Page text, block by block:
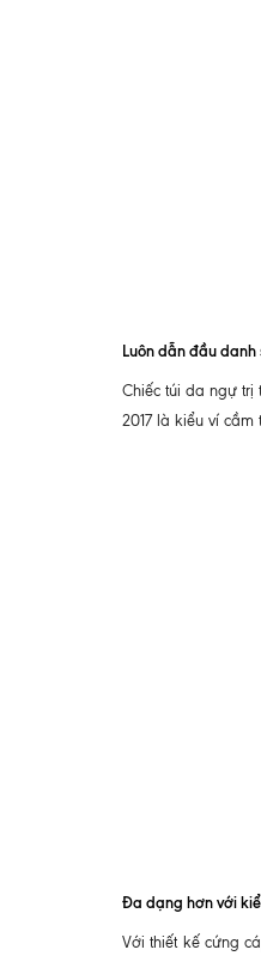
Luôn dẫn đầu
Chiếc túi da ngự trị
2017 là kiểu ví
Đa dạng hơn với
Với thiết kế cứng